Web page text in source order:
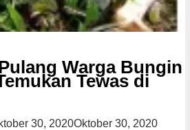
Warga Bungin
Tewas di
30, 2020Oktober 30, 2020o